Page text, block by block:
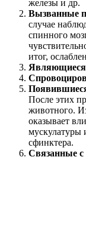
железы и др.
Вызванные
случае
спинного
итог,
Являющиеся
После этих
животного.
оказывает
мускулатуры
сфинктера.
Связанные с